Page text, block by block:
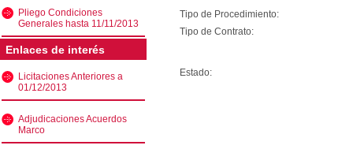
Pliego Condiciones
Generales hasta 11/11/2013
Enlaces de interés
Licitaciones Anteriores a
01/12/2013
Adjudicaciones Acuerdos
Marco
Tipo de Procedimiento:
Tipo de Contrato:
Estado: